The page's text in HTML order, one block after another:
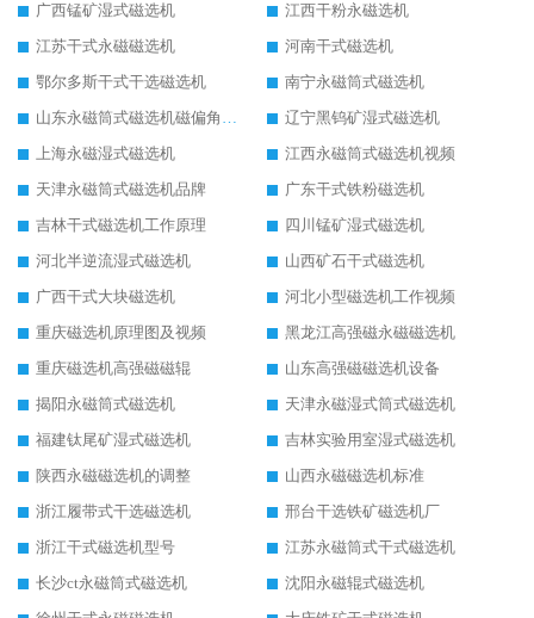
广西锰矿湿式磁选机
江西干粉永磁选机
江苏干式永磁磁选机
河南干式磁选机
鄂尔多斯干式干选磁选机
南宁永磁筒式磁选机
山东永磁筒式磁选机磁偏角怎么调整
辽宁黑钨矿湿式磁选机
上海永磁湿式磁选机
江西永磁筒式磁选机视频
天津永磁筒式磁选机品牌
广东干式铁粉磁选机
吉林干式磁选机工作原理
四川锰矿湿式磁选机
河北半逆流湿式磁选机
山西矿石干式磁选机
广西干式大块磁选机
河北小型磁选机工作视频
重庆磁选机原理图及视频
黑龙江高强磁永磁磁选机
重庆磁选机高强磁磁辊
山东高强磁磁选机设备
揭阳永磁筒式磁选机
天津永磁湿式筒式磁选机
福建钛尾矿湿式磁选机
吉林实验用室湿式磁选机
陕西永磁磁选机的调整
山西永磁磁选机标准
浙江履带式干选磁选机
邢台干选铁矿磁选机厂
浙江干式磁选机型号
江苏永磁筒式干式磁选机
长沙ct永磁筒式磁选机
沈阳永磁辊式磁选机